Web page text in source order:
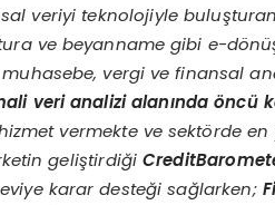
veriyi teknolojiyle
ve beyanname gibi e-dö
vergi ve finansal
veri analizi alanındaöncü
vermekte ve sektörde en
geliştirdiği
karar desteği sağlarken;